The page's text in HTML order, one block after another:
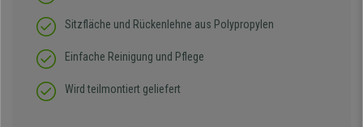
Sitzfläche und Rückenlehne aus Polypropylen
Einfache Reinigung und Pflege
Wird teilmontiert geliefert